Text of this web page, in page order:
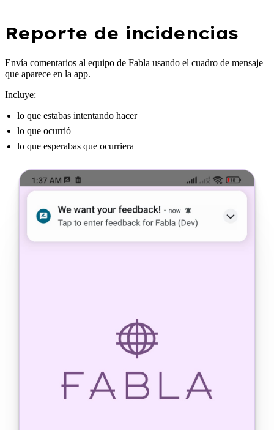
Reporte de incidencias
Envía comentarios al equipo de Fabla usando el cuadro de mensaje
que aparece en la app.
Incluye:
lo que estabas intentando hacer
lo que ocurrió
lo que esperabas que ocurriera